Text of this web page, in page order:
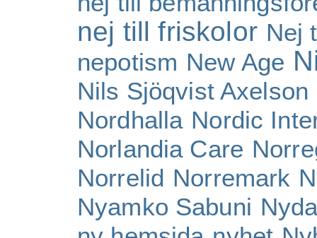
nej till friskolor Nej
nepotism New Age
Nils Sjöqvist Axelson
Nordhalla Nordic
Norlandia Care
Norrelid Norremark
Nyamko Sabuni